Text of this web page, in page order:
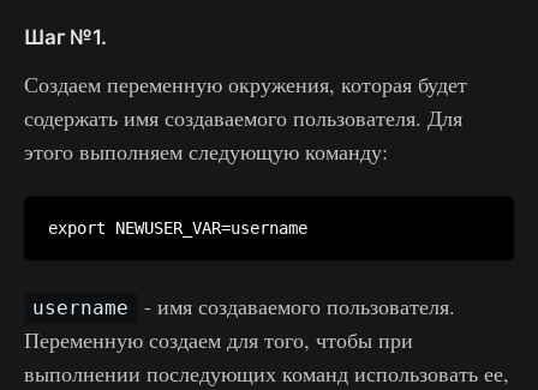
Шаг №1.
Создаем переменную окружения, которая будет
содержать имя создаваемого пользователя. Для
этого выполняем следующую команду:
username
- имя создаваемого пользователя.
Переменную создаем для того, чтобы при
выполнении последующих команд использовать ее,